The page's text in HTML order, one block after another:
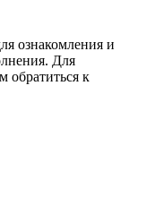
ознакомления и
Для
обратиться к